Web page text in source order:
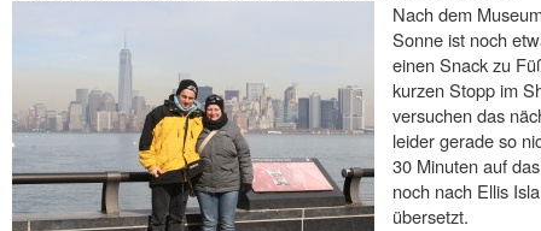
Nach dem
Sonne ist noch
einen Snack zu
kurzen Stopp im
versuchen das
leider gerade so
30 Minuten auf
noch nach Ellis
übersetzt.